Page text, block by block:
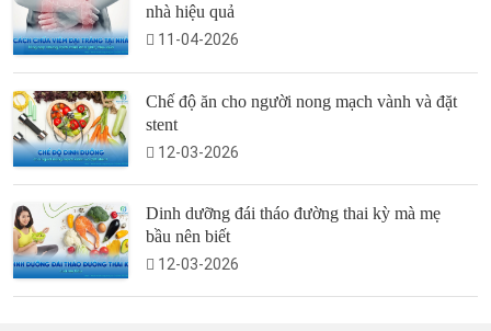
nhà hiệu quả
11-04-2026
Chế độ ăn cho người nong mạch vành và đặt
stent
12-03-2026
Dinh dưỡng đái tháo đường thai kỳ mà mẹ
bầu nên biết
12-03-2026